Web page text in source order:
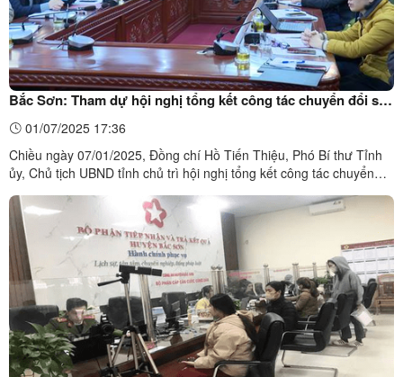
Bắc Sơn: Tham dự hội nghị tổng kết công tác chuyển đổi số
và triển khai Đề án 06 năm 2024
01/07/2025 17:36
Chiều ngày 07/01/2025, Đồng chí Hồ Tiến Thiệu, Phó Bí thư Tỉnh
ủy, Chủ tịch UBND tỉnh chủ trì hội nghị tổng kết công tác chuyển
dân cư, định danh và xác thực điện tử phục vụ chuyển đổi số quốc
gia giai đoạn ...